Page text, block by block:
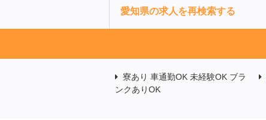
愛知県の求人を再検索する
寮あり 車通勤OK 未経験OK ブラ
ンクありOK